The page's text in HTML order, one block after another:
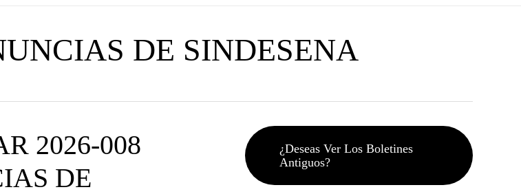
DE SINDESENA
2026-008
DE
¿Deseas Ver Los Boletines
Antiguos?